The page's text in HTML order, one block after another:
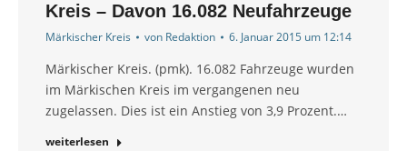
Kreis – Davon 16.082 Neufahrzeuge
Märkischer Kreis von Redaktion 6. Januar 2015 um 12:14
Märkischer Kreis. (pmk). 16.082 Fahrzeuge wurden
im Märkischen Kreis im vergangenen neu
zugelassen. Dies ist ein Anstieg von 3,9 Prozent.…
weiterlesen